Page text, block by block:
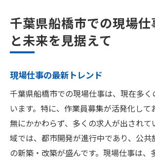
千葉県船橋市での現場
と未来を見据えて
現場仕事の最新トレンド
千葉県船橋市での現場仕事は、現在多く
います。特に、作業員募集が活発化して
無にかかわらず、多くの求人が出されて
域では、都市開発が進行中であり、公共
の新築・改築が盛んです。現場仕事は、